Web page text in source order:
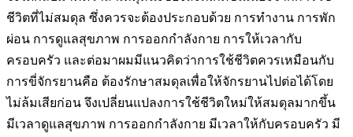
ชีวิตที่ไม่สมดุล ซึ่งควรจะต้องประกอบด้วย การทำงาน การพัก
ผ่อน การดูแลสุขภาพ การออกกำลังกาย การให้เวลากับ
ครอบครัว และต่อมาผมมีแนวคิดว่าการใช้ชีวิตควรเหมือนกับ
การขี่จักรยานคือ ต้องรักษาสมดุลเพื่อให้จักรยานไปต่อได้โดย
ไม่ล้มเสียก่อน จึงเปลี่ยนแปลงการใช้ชีวิตใหม่ให้สมดุลมากขึ้น
มีเวลาดูแลสุขภาพ การออกกำลังกาย มีเวลาให้กับครอบครัว มี